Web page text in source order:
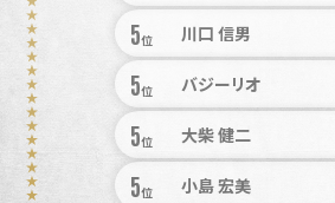
5位 川口 信男
5位 バジーリオ
5位 大柴 健二
5位 小島 宏美